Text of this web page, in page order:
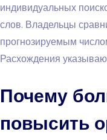
индивидуальных
слов. Владельцы
прогнозируемым
Расхождения
Почему
повысить